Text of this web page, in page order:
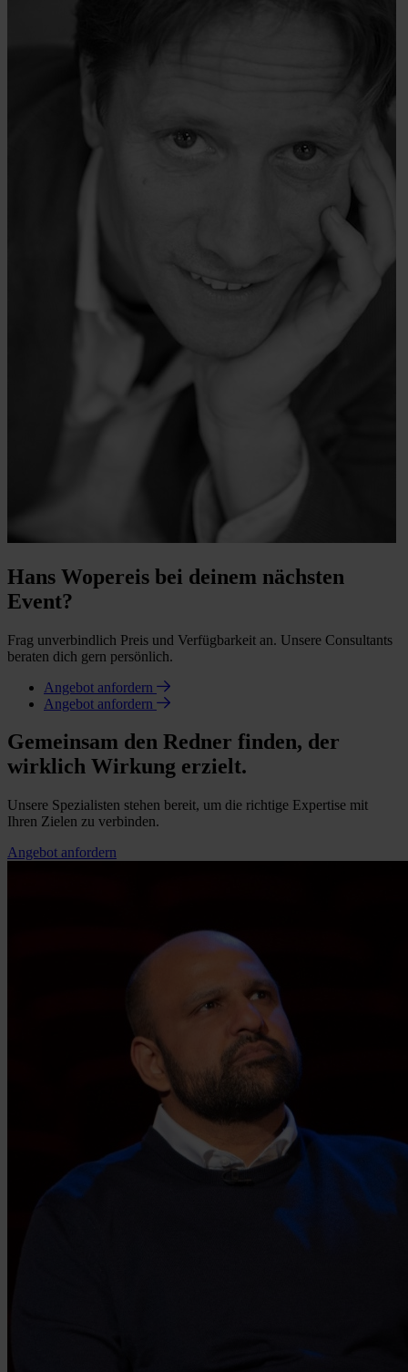
Hans Wopereis bei deinem nächsten
Event?
Frag unverbindlich Preis und Verfügbarkeit an. Unsere Consultants
beraten dich gern persönlich.
Angebot anfordern
Angebot anfordern
Gemeinsam den Redner finden, der
wirklich Wirkung erzielt.
Unsere Spezialisten stehen bereit, um die richtige Expertise mit
Ihren Zielen zu verbinden.
Angebot anfordern